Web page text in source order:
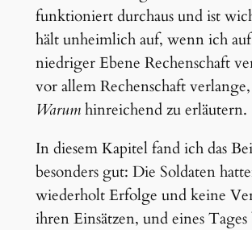
funktioniert durchaus und ist
hält unheimlich auf, wenn ich
niedriger Ebene Rechenschaft
vor allem Rechenschaft
Warumhinreichend zu erläutern.
In diesem Kapitel fand ich das
besonders gut: Die Soldaten
wiederholt Erfolge und keine
ihren Einsätzen, und eines